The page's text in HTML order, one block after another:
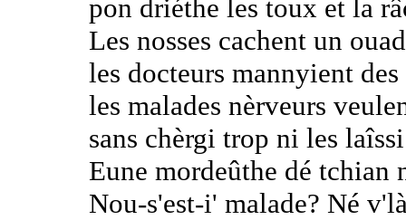
pon driéthe les toux et la
Les nosses cachent un
les docteurs mannyient
les malades nèrveurs
sans chèrgi trop ni les
Eune mordeûthe dé
Nou-s'est-i' malade? Né